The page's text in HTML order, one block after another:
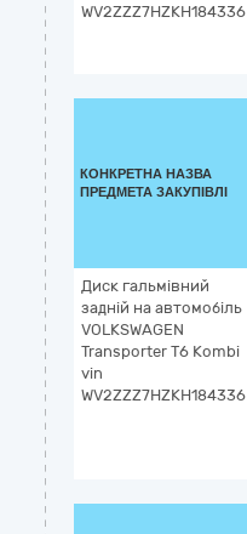
WV2ZZZ7HZKH184336
КОНКРЕТНА НАЗВА
ПРЕДМЕТА ЗАКУПІВЛІ
Диск гальмівний
задній на автомобіль
VOLKSWAGEN
Transporter Т6 Kombi
vin
WV2ZZZ7HZKH184336